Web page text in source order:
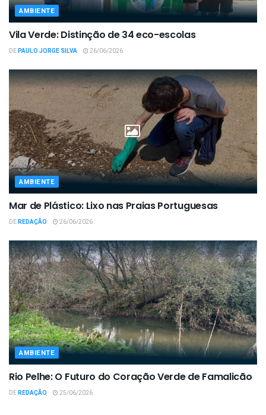
AMBIENTE
Vila Verde: Distinção de 34 eco-escolas
DEPAULO JORGE SILVA 26/06/2026
AMBIENTE
Mar de Plástico: Lixo nas Praias Portuguesas
DEREDAÇÃO 26/06/2026
AMBIENTE
Rio Pelhe: O Futuro do Coração Verde de Famalicão
DEREDAÇÃO 25/06/2026